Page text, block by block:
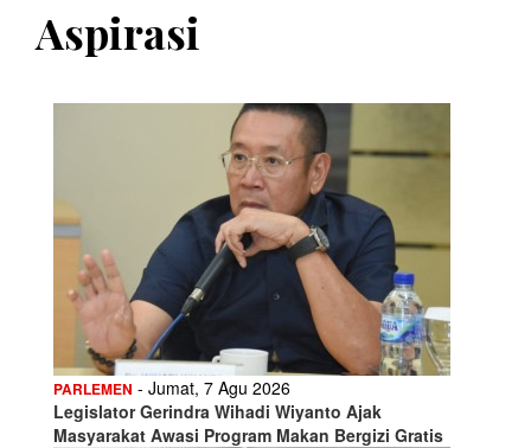
Aspirasi
PARLEMEN - Jumat, 7 Agu 2026
Legislator Gerindra Wihadi Wiyanto Ajak
Masyarakat Awasi Program Makan Bergizi Gratis